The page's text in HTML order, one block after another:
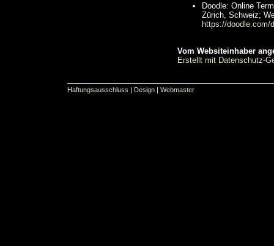
Doodle: Online
Zürich, Schweiz;
https://doodle.com/
Vom Websiteinhaber
Erstellt mit Datenschutz-
Haftungsausschluss | Design | Webmaster